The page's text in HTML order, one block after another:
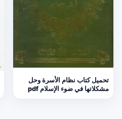
تحميل كتاب نظام الأسرة وحل
مشكلاتها في ضوء الإسلام pdf